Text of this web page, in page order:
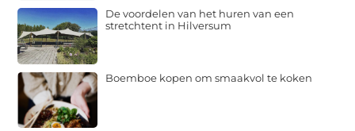
De voordelen van het huren van een
stretchtent in Hilversum
Boemboe kopen om smaakvol te koken